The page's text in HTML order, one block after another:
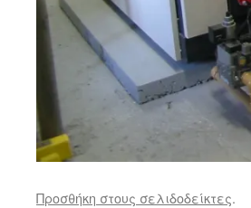
Προσθήκη στους σελιδοδείκτες.